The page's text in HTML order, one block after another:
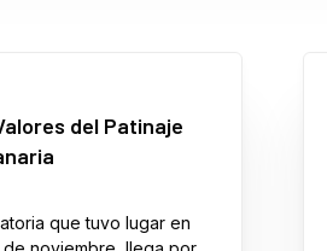
del Patinaje
que tuvo lugar en